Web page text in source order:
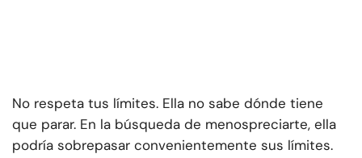
No respeta tus límites. Ella no sabe dónde tiene
que parar. En la búsqueda de menospreciarte, ella
podría sobrepasar convenientemente sus límites.